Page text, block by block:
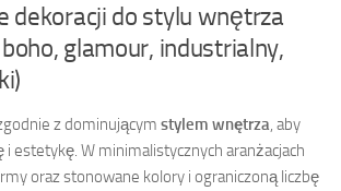
dekoracji do stylu wnętrza
glamour, industrialny,
z dominującym stylem wnętrza, aby
estetykę. W minimalistycznych aranżacjach
oraz stonowane kolory i ograniczoną liczbę